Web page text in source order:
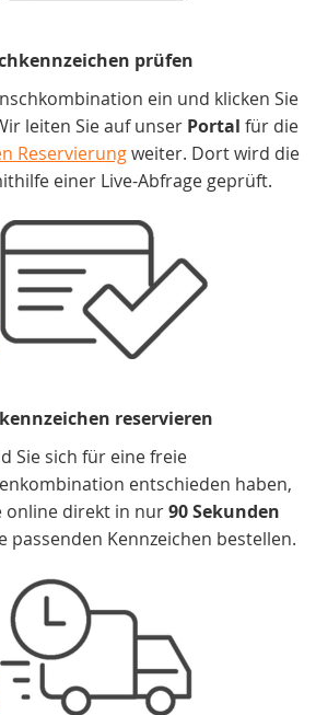
prüfen
ein und klicken Sie
leiten Sie auf unser Portal für die
Reservierungweiter. Dort wird die
einer Live-Abfrage geprüft.
reservieren
Sie sich für eine freie
entschieden haben,
online direkt in nur90 Sekunden
passenden Kennzeichen bestellen.